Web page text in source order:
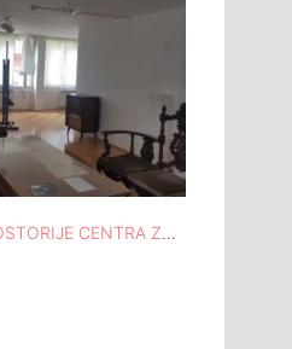
UREĐENE PROSTORIJE CENTRA ZA KULTURU TUZLA ČINE LJEPŠI AMBIJENT ZA ORGANIZACIJU KULTURNO-UMJETNIČKIH SADRŽAJA